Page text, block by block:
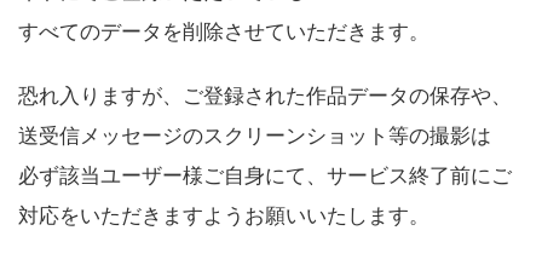
すべてのデータを削除させていただきます。
恐れ入りますが、ご登録された作品データの保存や、
送受信メッセージのスクリーンショット等の撮影は
必ず該当ユーザー様ご自身にて、サービス終了前にご
対応をいただきますようお願いいたします。